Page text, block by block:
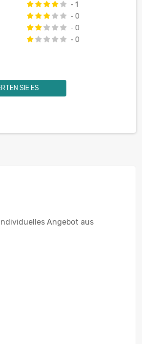
- 1
- 0
- 0
- 0
SIE ES
Angebot aus